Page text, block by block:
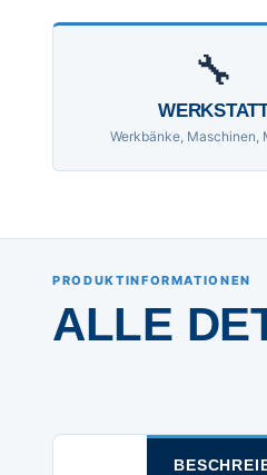
🔧
Werkbänke, Maschinen,
PRODUKTINFORMATIONEN
ALLE